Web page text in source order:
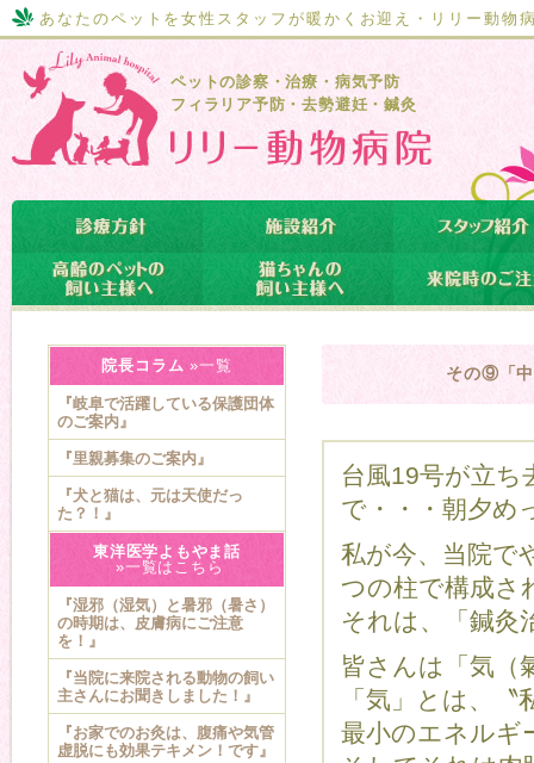
あなたのペットを女性スタッフが暖かくお迎え・リリー動物
ペットの診察・治療・病気予防
フィラリア予防・去勢避妊・鍼灸
その⑨「
台風19号が立
で・・・朝夕め
私が今、当院で
つの柱で構成さ
それは、「鍼灸
皆さんは「気（
「気」とは、
最小のエネルギ
院長コラム »一覧
『岐阜で活躍している保護団体
のご案内』
『里親募集のご案内』
『犬と猫は、元は天使だっ
た？！』
東洋医学よもやま話
»一覧はこちら
『湿邪（湿気）と暑邪（暑さ）
の時期は、皮膚病にご注意
を！』
『当院に来院される動物の飼い
主さんにお聞きしました！』
『お家でのお灸は、腹痛や気管
虚脱にも効果テキメン！です』